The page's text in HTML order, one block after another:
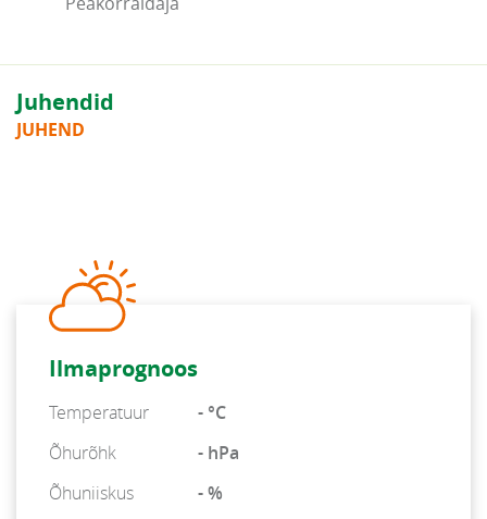
Juhendid
JUHEND
Ilmaprognoos
Temperatuur
- °C
Õhurõhk
- hPa
Õhuniiskus
- %